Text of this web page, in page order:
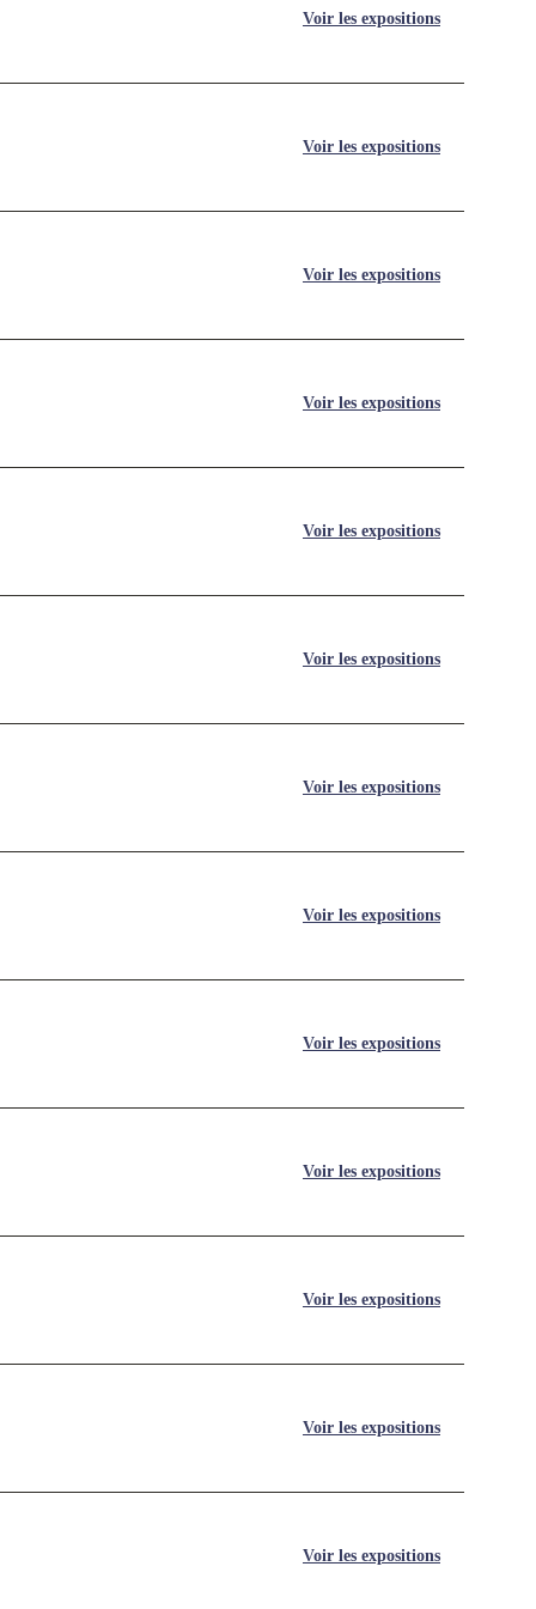
Voir les expositions
Voir les expositions
Voir les expositions
Voir les expositions
Voir les expositions
Voir les expositions
Voir les expositions
Voir les expositions
Voir les expositions
Voir les expositions
Voir les expositions
Voir les expositions
Voir les expositions